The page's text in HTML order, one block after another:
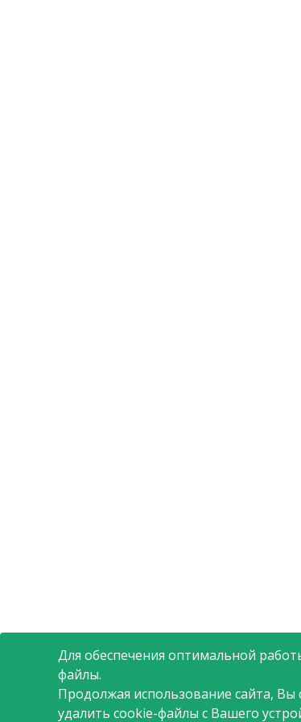
Для обеспечения оптимальной
файлы.
Продолжая использование сайта,
удалить cookie-файлы с Вашего